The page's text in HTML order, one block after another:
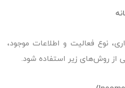
نوع فعالیت و اطلاعات موجود،
از روش‌های زیر استفاده شود.